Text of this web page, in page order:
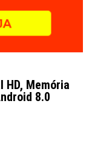
HD, Memória
8.0